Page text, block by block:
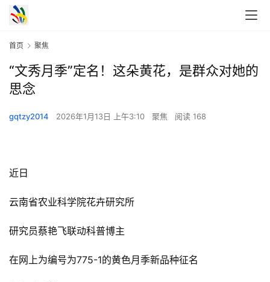
首页 聚焦
“文秀月季”定名！这朵黄花，是群众对她的
思念
gqtzy2014 2026年1月13日 上午3:10 聚焦 阅读 168
近日
云南省农业科学院花卉研究所
研究员蔡艳飞联动科普博主
在网上为编号为775-1的黄色月季新品种征名